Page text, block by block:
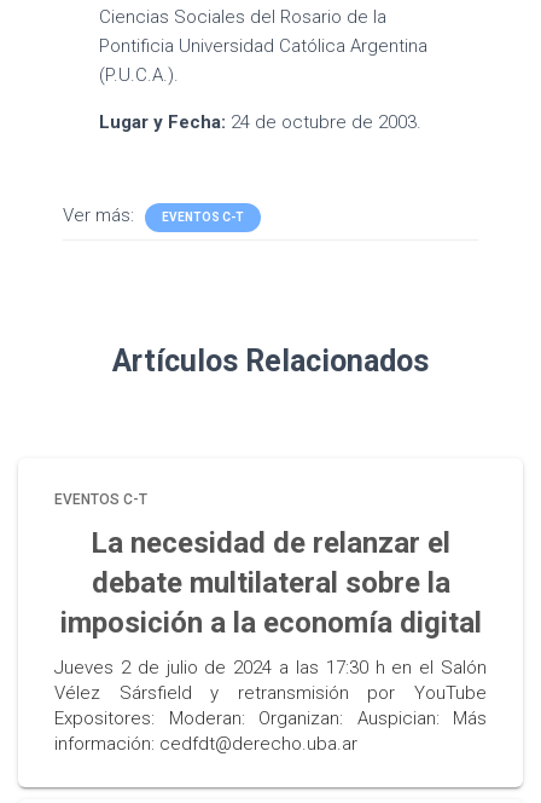
Ciencias Sociales del Rosario de la
Pontificia Universidad Católica Argentina
(P.U.C.A.).
Lugar y Fecha: 24 de octubre de 2003.
Ver más: EVENTOS C-T
Artículos Relacionados
EVENTOS C-T
La necesidad de relanzar el
debate multilateral sobre la
imposición a la economía digital
Jueves 2 de julio de 2024 a las 17:30 h en el Salón
Vélez Sársfield y retransmisión por YouTube
Expositores: Moderan: Organizan: Auspician: Más
información: cedfdt@derecho.uba.ar